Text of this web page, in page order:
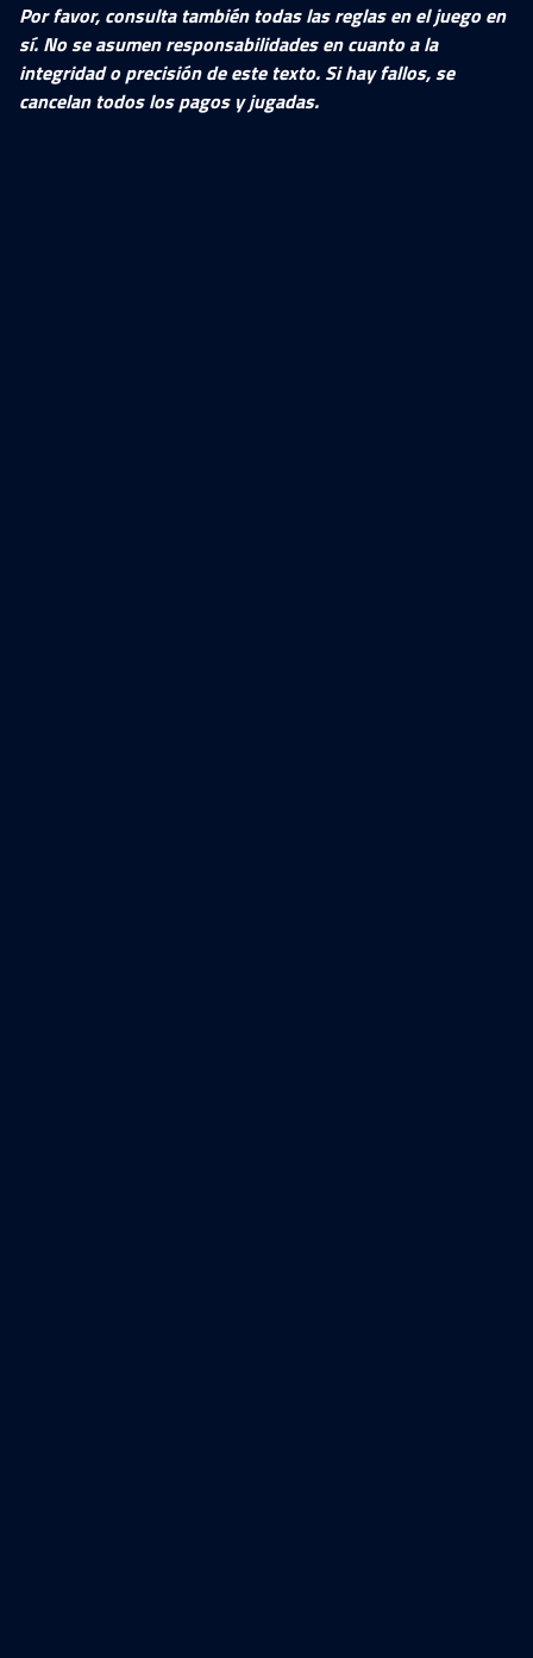
Por favor, consulta también todas las reglas en el juego en
sí. No se asumen responsabilidades en cuanto a la
integridad o precisión de este texto. Si hay fallos, se
cancelan todos los pagos y jugadas.